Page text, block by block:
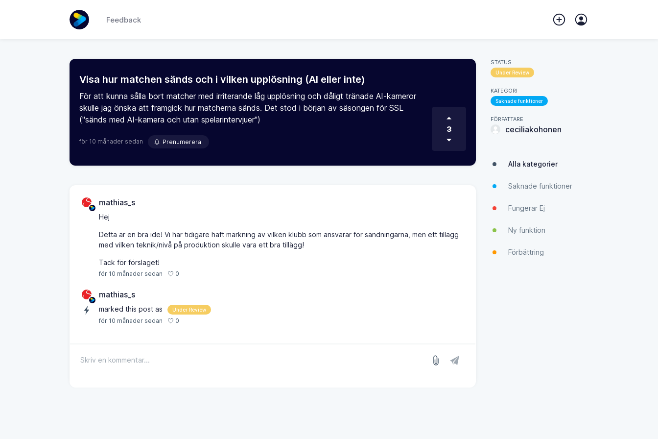
Feedback
Visa hur matchen sänds och i vilken upplösning (AI eller inte)
För att kunna sålla bort matcher med irriterande låg upplösning och dåligt tränade AI-kameror
skulle jag önska att framgick hur matcherna sänds. Det stod i början av säsongen för SSL
("sänds med AI-kamera och utan spelarintervjuer")
för 10 månader sedan Prenumerera
3
mathias_s
Hej
Detta är en bra ide! Vi har tidigare haft märkning av vilken klubb som ansvarar för sändningarna, men ett tillägg
med vilken teknik/nivå på produktion skulle vara ett bra tillägg!
Tack för förslaget!
för 10 månader sedan 0
mathias_s
marked this post as Under Review
för 10 månader sedan 0
STATUS
Under Review
KATEGORI
Saknade funktioner
FÖRFATTARE
ceciliakohonen
Alla kategorier
Saknade funktioner
Fungerar Ej
Ny funktion
Förbättring